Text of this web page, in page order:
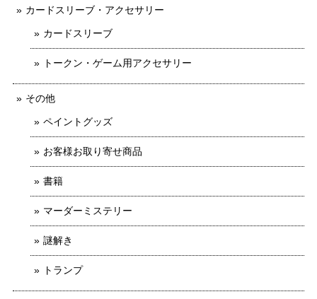
カードスリーブ・アクセサリー
カードスリーブ
トークン・ゲーム用アクセサリー
その他
ペイントグッズ
お客様お取り寄せ商品
書籍
マーダーミステリー
謎解き
トランプ